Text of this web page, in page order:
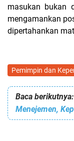
masukan bukan
mengamankan
dipertahankan
Pemimpin dan
Baca berikutnya: